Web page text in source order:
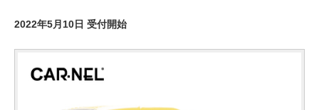
2022年5月10日 受付開始